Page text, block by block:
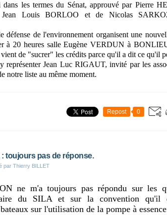
les termes du Sénat, approuvé par Pierre
Jean Louis BORLOO et de Nicolas
défense de l'environnement organisent une
à 20 heures salle Eugène VERDUN à
de "sucrer" les crédits parce qu'il a dit ce qu'il
représenter Jean Luc RIGAUT, invité par les
notre liste au même moment.
Repost 0
toujours pas de réponse.
par Thierry BILLET
ne m'a toujours pas répondu sur les
du SILA et sur la convention qu'il
sur l'utilisation de la pompe à